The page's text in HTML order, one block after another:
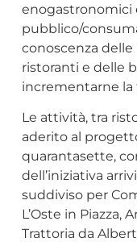
enogastronomici
pubblico/
conoscenza
ristoranti e delle
incrementarne
Le attività, tra
aderito al
quarantasette,
dell’iniziativa
suddiviso per
L’Oste in Piazza,
Trattoria da